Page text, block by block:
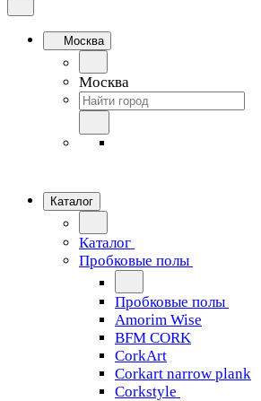
Москва
Москва
Каталог
Каталог
Пробковые полы
Пробковые полы
Amorim Wise
BFM CORK
CorkArt
Corkart narrow plank
Corkstyle